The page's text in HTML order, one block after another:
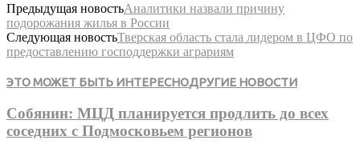
Предыдущая новостьАналитики назвали причину
подорожания жилья в России
Следующая новостьТверская область стала лидером в ЦФО по
предоставлению господдержки аграриям
ЭТО МОЖЕТ БЫТЬ ИНТЕРЕСНОДРУГИЕ НОВОСТИ
Собянин: МЦД планируется продлить до всех
соседних с Подмосковьем регионов